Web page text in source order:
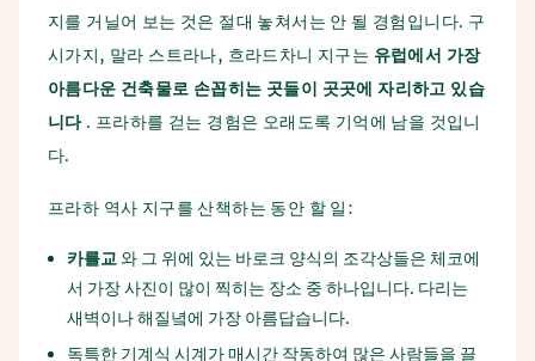
지를 거닐어 보는 것은 절대 놓쳐서는 안 될 경험입니다. 구
시가지, 말라 스트라나, 흐라드차니 지구는 유럽에서 가장
아름다운 건축물로 손꼽히는 곳들이 곳곳에 자리하고 있습
니다 . 프라하를 걷는 경험은 오래도록 기억에 남을 것입니
다.
프라하 역사 지구를 산책하는 동안 할 일:
카를교와 그 위에 있는 바로크 양식의 조각상들은 체코에
서 가장 사진이 많이 찍히는 장소 중 하나입니다. 다리는
새벽이나 해질녘에 가장 아름답습니다.
독특한 기계식 시계가 매시간 작동하여 많은 사람들을 끌
숙성됩니다. 맥주가 숙성된 후에는 규조토와 미생물 여과를
데, 그 후 맥주는 병에 담겨 출하됩니다.